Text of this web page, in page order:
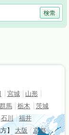
宮城
山形
群馬 栃木
茨城
石川
福井
】 大阪
京都